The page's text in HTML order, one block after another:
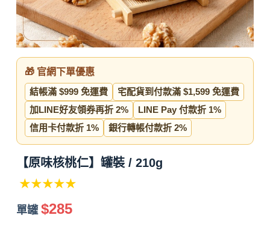
🎁 官網下單優惠
結帳滿 $999 免運費
宅配貨到付款滿 $1,599 免運費
加LINE好友領券再折 2%
LINE Pay 付款折 1%
信用卡付款折 1%
銀行轉帳付款折 2%
【原味核桃仁】罐裝 / 210g
★★★★★
單罐 $285